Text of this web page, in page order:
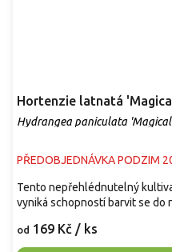
Hortenzie latnatá
Hydrangea paniculata 'Magical
PŘEDOBJEDNÁVKA PODZIM
od 169 Kč / ks
Tento nepřehlédnutelný
vyniká schopností barvit se do